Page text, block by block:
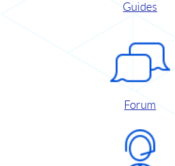
Guides
Forum